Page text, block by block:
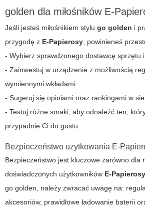
golden dla miłośników E-
Jeśli jesteś miłośnikiem stylu go golden i
przygodę z E-Papierosy, powinieneś
- Wybierz sprawdzonego dostawcę sprzętu
- Zainwestuj w urządzenie z możliwością
wymiennymi wkładami
- Sugeruj się opiniami oraz rankingami w
- Testuj różne smaki, aby odnaleźć ten,
przypadnie Ci do gustu
Bezpieczeństwo użytkowania E-
Bezpieczeństwo jest kluczowe zarówno dla
doświadczonych użytkowników E-Papierosy
go golden, należy zwracać uwagę na:
akcesoriów, prawidłowe ładowanie baterii